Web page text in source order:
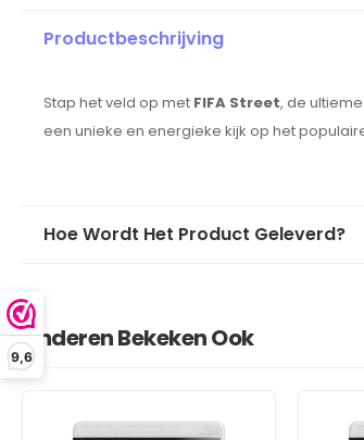
9,6
Productbeschrijving
Stap het veld op met FIFA Street, de
een unieke en energieke kijk op het
Hoe Wordt Het Product Geleverd?
Anderen Bekeken Ook